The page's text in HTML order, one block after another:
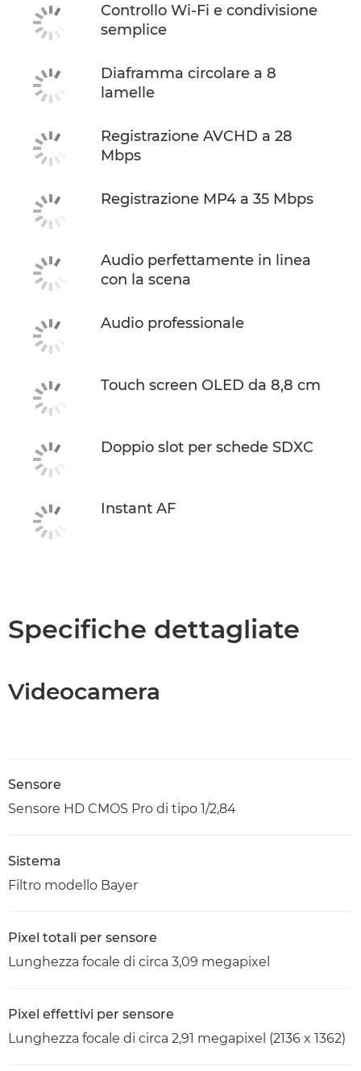
Controllo Wi-Fi e condivisione
semplice
Diaframma circolare a 8
lamelle
Registrazione AVCHD a 28
Mbps
Registrazione MP4 a 35 Mbps
Audio perfettamente in linea
con la scena
Audio professionale
Touch screen OLED da 8,8 cm
Doppio slot per schede SDXC
Instant AF
Specifiche dettagliate
Videocamera
Sensore
Sensore HD CMOS Pro di tipo 1/2,84
Sistema
Filtro modello Bayer
Pixel totali per sensore
Lunghezza focale di circa 3,09 megapixel
Pixel effettivi per sensore
Lunghezza focale di circa 2,91 megapixel (2136 x 1362)